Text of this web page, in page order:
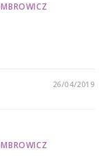
26/04/2019